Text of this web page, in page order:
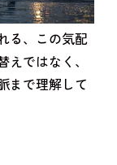
る、この気配
ではなく、
まで理解して